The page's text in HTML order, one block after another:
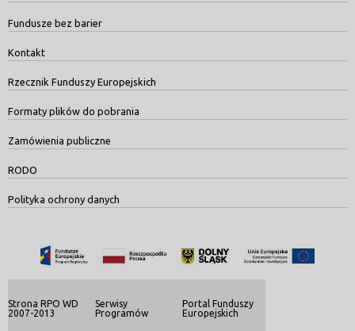
Fundusze bez barier
Kontakt
Rzecznik Funduszy Europejskich
Formaty plików do pobrania
Zamówienia publiczne
RODO
Polityka ochrony danych
Strona RPO WD
2007-2013
Serwisy
Programów
Portal Funduszy
Europejskich